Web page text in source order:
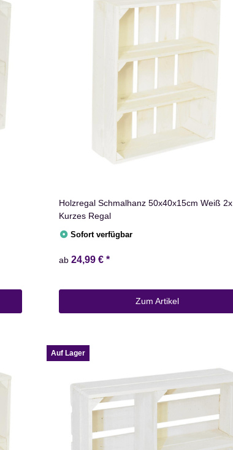
Holzregal Schmalhanz 50x40x15cm Weiß 2x
Kurzes Regal
Sofort verfügbar
ab 24,99 € *
Zum Artikel
Auf Lager